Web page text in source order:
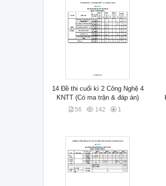
14 Đề thi cuối kì 2 Công Nghệ 4
KNTT (Có ma trận & đáp án)
56 142 1